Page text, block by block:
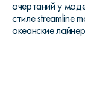
очертаний у
стиле streamline
океанские